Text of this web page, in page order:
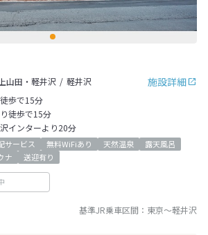
施設詳細
山田・軽井沢
軽井沢
歩で15分
徒歩で15分
インターより20分
サービス 無料WiFiあり 天然温泉
露天風呂
ナ 送迎有り
基準JR乗車区間： 東京～軽井沢